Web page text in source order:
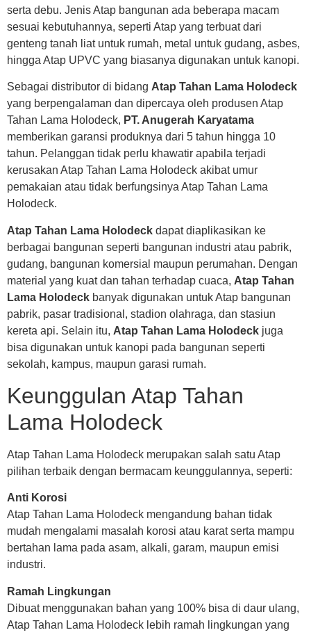
serta debu. Jenis Atap bangunan ada beberapa macam
sesuai kebutuhannya, seperti Atap yang terbuat dari
genteng tanah liat untuk rumah, metal untuk gudang, asbes,
hingga Atap UPVC yang biasanya digunakan untuk kanopi.
Sebagai distributor di bidang Atap Tahan Lama Holodeck
yang berpengalaman dan dipercaya oleh produsen Atap
Tahan Lama Holodeck, PT. Anugerah Karyatama
memberikan garansi produknya dari 5 tahun hingga 10
tahun. Pelanggan tidak perlu khawatir apabila terjadi
kerusakan Atap Tahan Lama Holodeck akibat umur
pemakaian atau tidak berfungsinya Atap Tahan Lama
Holodeck.
Atap Tahan Lama Holodeck dapat diaplikasikan ke
berbagai bangunan seperti bangunan industri atau pabrik,
gudang, bangunan komersial maupun perumahan. Dengan
material yang kuat dan tahan terhadap cuaca, Atap Tahan
Lama Holodeck banyak digunakan untuk Atap bangunan
pabrik, pasar tradisional, stadion olahraga, dan stasiun
kereta api. Selain itu, Atap Tahan Lama Holodeck juga
bisa digunakan untuk kanopi pada bangunan seperti
sekolah, kampus, maupun garasi rumah.
Keunggulan Atap Tahan
Lama Holodeck
Atap Tahan Lama Holodeck merupakan salah satu Atap
pilihan terbaik dengan bermacam keunggulannya, seperti:
Anti Korosi
Atap Tahan Lama Holodeck mengandung bahan tidak
mudah mengalami masalah korosi atau karat serta mampu
bertahan lama pada asam, alkali, garam, maupun emisi
industri.
Ramah Lingkungan
Dibuat menggunakan bahan yang 100% bisa di daur ulang,
Atap Tahan Lama Holodeck lebih ramah lingkungan yang